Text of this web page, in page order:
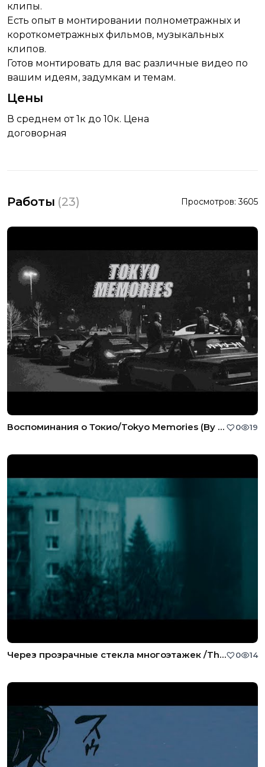
клипы.
Есть опыт в монтировании полнометражных и
короткометражных фильмов, музыкальных
клипов.
Готов монтировать для вас различные видео по
вашим идеям, задумкам и темам.
Цены
В среднем от 1к до 10к. Цена
договорная
Работы (23) Просмотров: 3605
Воспоминания о Токио/Tokyo Memories (By Zuro) 0 19
Через прозрачные стекла многоэтажек /Through the glass of tall buildings (By Zuro) 0 14